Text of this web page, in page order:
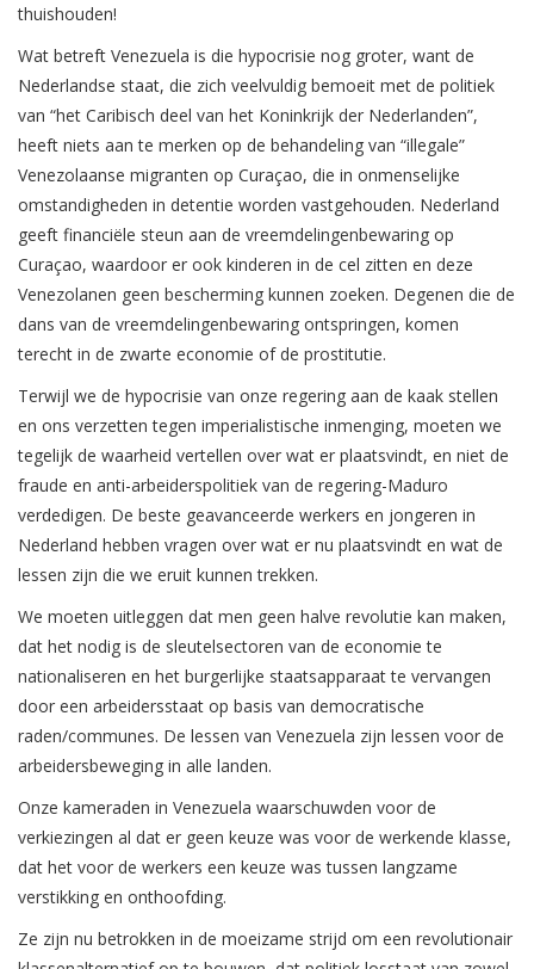
thuishouden!
Wat betreft Venezuela is die hypocrisie nog groter, want de
Nederlandse staat, die zich veelvuldig bemoeit met de politiek
van “het Caribisch deel van het Koninkrijk der Nederlanden”,
heeft niets aan te merken op de behandeling van “illegale”
Venezolaanse migranten op Curaçao, die in onmenselijke
omstandigheden in detentie worden vastgehouden. Nederland
geeft financiële steun aan de vreemdelingenbewaring op
Curaçao, waardoor er ook kinderen in de cel zitten en deze
Venezolanen geen bescherming kunnen zoeken. Degenen die de
dans van de vreemdelingenbewaring ontspringen, komen
terecht in de zwarte economie of de prostitutie.
Terwijl we de hypocrisie van onze regering aan de kaak stellen
en ons verzetten tegen imperialistische inmenging, moeten we
tegelijk de waarheid vertellen over wat er plaatsvindt, en niet de
fraude en anti-arbeiderspolitiek van de regering-Maduro
verdedigen. De beste geavanceerde werkers en jongeren in
Nederland hebben vragen over wat er nu plaatsvindt en wat de
lessen zijn die we eruit kunnen trekken.
We moeten uitleggen dat men geen halve revolutie kan maken,
dat het nodig is de sleutelsectoren van de economie te
nationaliseren en het burgerlijke staatsapparaat te vervangen
door een arbeidersstaat op basis van democratische
raden/communes. De lessen van Venezuela zijn lessen voor de
arbeidersbeweging in alle landen.
Onze kameraden in Venezuela waarschuwden voor de
verkiezingen al dat er geen keuze was voor de werkende klasse,
dat het voor de werkers een keuze was tussen langzame
verstikking en onthoofding.
Ze zijn nu betrokken in de moeizame strijd om een revolutionair